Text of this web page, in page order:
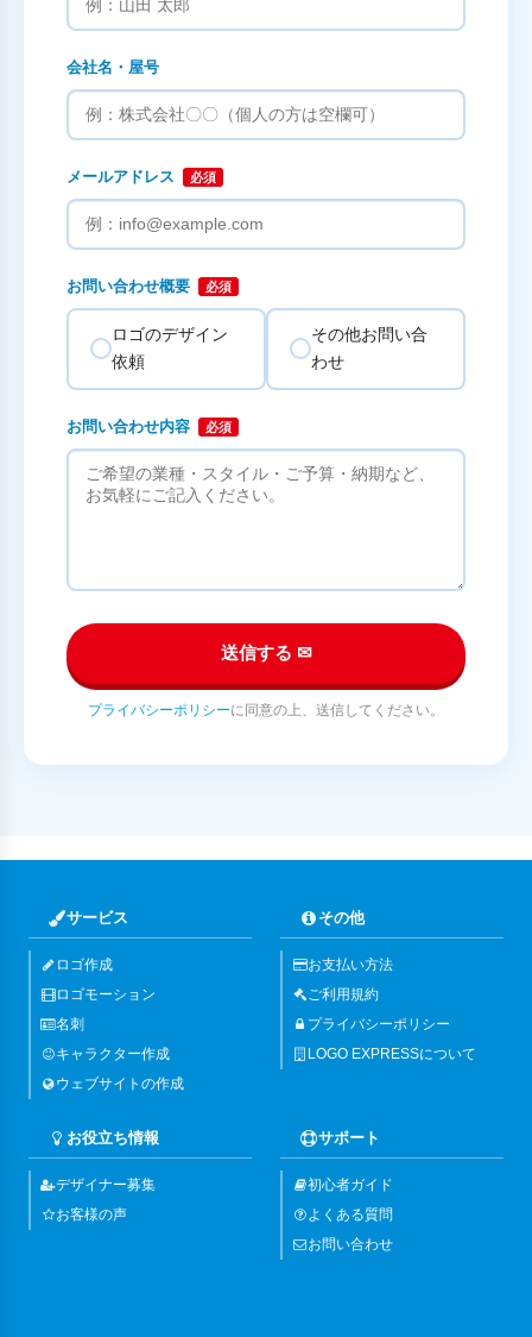
会社名・屋号
メールアドレス 必須
お問い合わせ概要 必須
ロゴのデザイン
依頼
その他お問い合
わせ
お問い合わせ内容 必須
送信する ✉
プライバシーポリシーに同意の上、送信してください。
サービス
ロゴ作成
ロゴモーション
名刺
キャラクター作成
ウェブサイトの作成
その他
お支払い方法
ご利用規約
プライバシーポリシー
LOGO EXPRESSについて
お役立ち情報
デザイナー募集
お客様の声
サポート
初心者ガイド
よくある質問
お問い合わせ